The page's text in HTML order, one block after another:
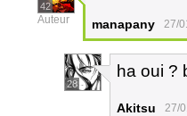
42
Auteur manapany 27/
28
ha oui ?
Akitsu 27/